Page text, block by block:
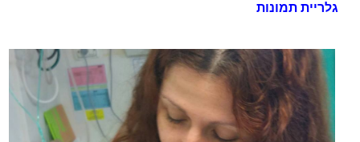
גלריית תמונות
הגעת למקום הנכון!
הצטרפי עכשיו לאתר וקבלי את
המדריך ללידה נרתיקית אחרי קיסרי -
בחינם!!!